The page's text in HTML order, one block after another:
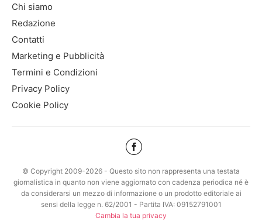
Chi siamo
Redazione
Contatti
Marketing e Pubblicità
Termini e Condizioni
Privacy Policy
Cookie Policy
© Copyright 2009-2026 - Questo sito non rappresenta una testata
giornalistica in quanto non viene aggiornato con cadenza periodica né è
da considerarsi un mezzo di informazione o un prodotto editoriale ai
sensi della legge n. 62/2001 - Partita IVA: 09152791001
Cambia la tua privacy